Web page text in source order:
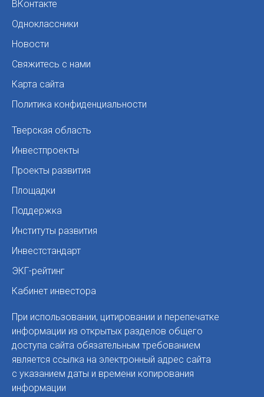
ВКонтакте
Одноклассники
Новости
Свяжитесь с нами
Карта сайта
Политика конфиденциальности
Тверская область
Инвестпроекты
Проекты развития
Площадки
Поддержка
Институты развития
Инвестстандарт
ЭКГ-рейтинг
Кабинет инвестора
При использовании, цитировании и перепечатке
информации из открытых разделов общего
доступа сайта обязательным требованием
является ссылка на электронный адрес сайта
с указанием даты и времени копирования
информации